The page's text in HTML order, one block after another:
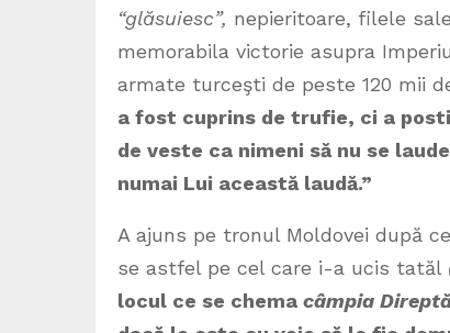
“glăsuiesc”, nepieritoare, filele
memorabila victorie asupra
armate turceşti de peste 120 mii
a fost cuprins de trufie, ci a
de veste ca nimeni să nu se
numai Lui această laudă.”
A ajuns pe tronul Moldovei după
se astfel pe cel care i-a ucis tatăl
locul ce se chema câmpia